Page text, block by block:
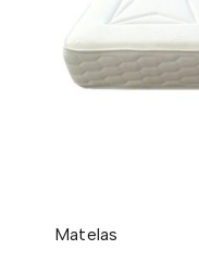
Matelas